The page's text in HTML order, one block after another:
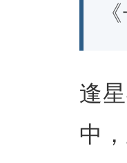
逢
中